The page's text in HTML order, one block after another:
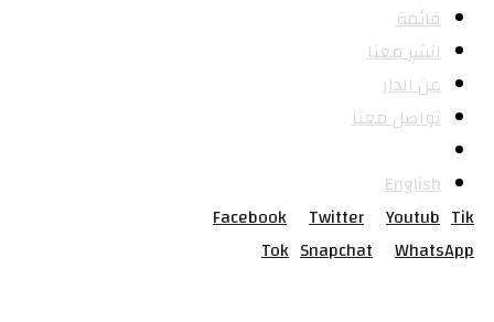
قائمة
انشر معنا
عن الدار
تواصل معنا
English
Facebook
Twitter Youtub Tik
Tok Snapchat
WhatsApp